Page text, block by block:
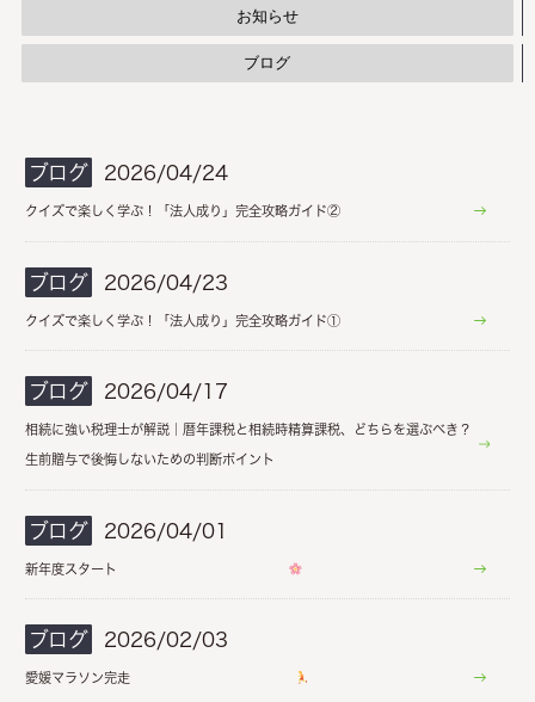
お知らせ
ブログ
ブログ 2026/04/24
クイズで楽しく学ぶ！「法人成り」完全攻略ガイド②
ブログ 2026/04/23
クイズで楽しく学ぶ！「法人成り」完全攻略ガイド①
ブログ 2026/04/17
相続に強い税理士が解説｜暦年課税と相続時精算課税、どちらを選ぶべき？
生前贈与で後悔しないための判断ポイント
ブログ 2026/04/01
新年度スタート
ブログ 2026/02/03
愛媛マラソン完走